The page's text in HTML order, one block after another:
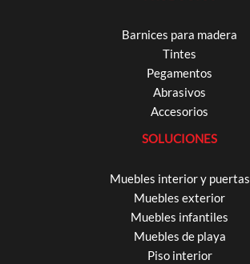
Barnices para madera
Tintes
Pegamentos
Abrasivos
Accesorios
SOLUCIONES
Muebles interior y puertas
Muebles exterior
Muebles infantiles
Muebles de playa
Piso interior